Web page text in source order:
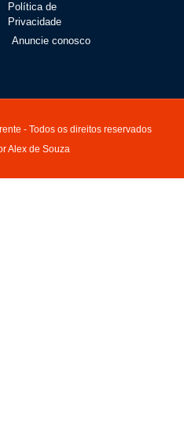
Política de
Privacidade
Anuncie conosco
- Todos os direitos reservados
Alex de Souza